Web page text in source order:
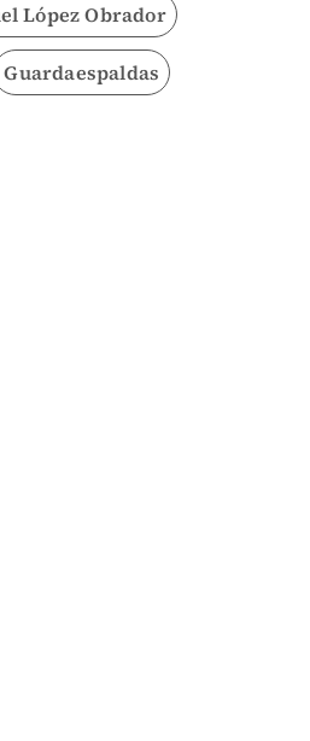
López Obrador
Guardaespaldas